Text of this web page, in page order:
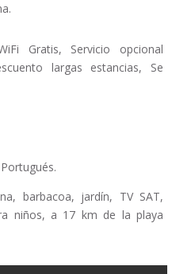
Gratis, Servicio opcional
largas estancias, Se
barbacoa, jardín, TV SAT,
niños, a 17 km de la playa